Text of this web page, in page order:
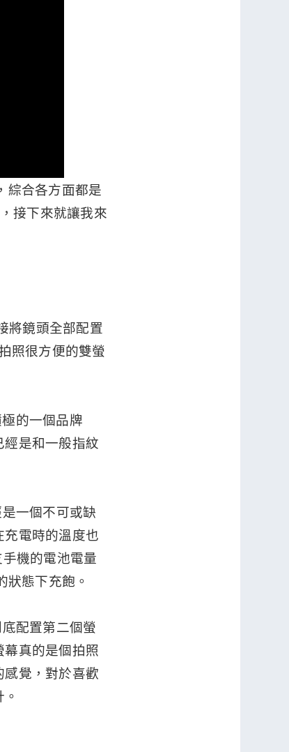
綜合各方面都是
接下來就讓我來
將鏡頭全部配置
照很方便的雙螢
的一個品牌
是和一般指紋
一個不可或缺
電時的溫度也
機的電池電量
態下充飽。
配置第二個螢
真的是個拍照
覺，對於喜歡